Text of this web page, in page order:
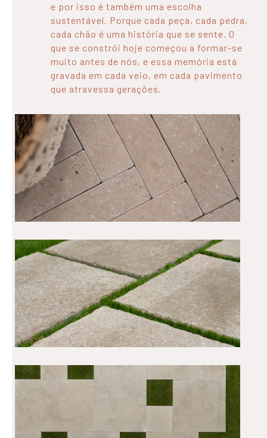
e por isso é também uma escolha
sustentável. Porque cada peça, cada pedra,
cada chão é uma história que se sente. O
que se constrói hoje começou a formar-se
muito antes de nós, e essa memória está
gravada em cada veio, em cada pavimento
que atravessa gerações.